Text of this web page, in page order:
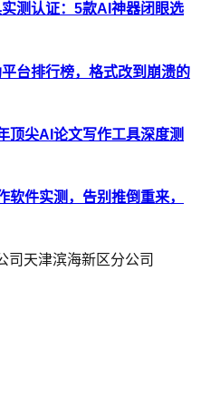
测认证：5款AI神器闭眼选
台排行榜，格式改到崩溃的
顶尖AI论文写作工具深度测
件实测，告别推倒重来，
司天津滨海新区分公司